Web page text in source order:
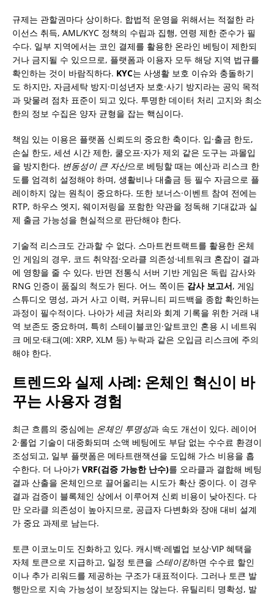
규제는 관할권마다 상이하다. 합법적 운영을 위해서는 적절한 라
이선스 취득, AML/KYC 정책의 수립과 집행, 연령 제한 준수가 필
수다. 일부 지역에서는 코인 결제를 활용한 온라인 베팅이 제한되
거나 금지될 수 있으므로, 플랫폼과 이용자 모두 해당 지역 법규를
확인하는 것이 바람직하다. KYC는 사생활 보호 이슈와 충돌하기
도 하지만, 자금세탁 방지·미성년자 보호·사기 방지라는 공익 목적
과 맞물려 점차 표준이 되고 있다. 투명한 데이터 처리 고지와 최소
한의 정보 수집은 양자 균형을 잡는 핵심이다.
책임 있는 이용은 플랫폼 신뢰도의 중요한 축이다. 입·출금 한도,
손실 한도, 세션 시간 제한, 쿨오프·자가 제외 같은 도구는 과몰입
을 방지한다. 변동성이 큰 자산으로 베팅할 때는 예산과 리스크 한
도를 엄격히 설정해야 하며, 생활비나 대출금 등 필수 자금으로 플
레이하지 않는 원칙이 중요하다. 또한 보너스·이벤트 참여 전에는
RTP, 하우스 엣지, 웨이저링을 포함한 약관을 정독해 기대값과 실
제 출금 가능성을 현실적으로 판단해야 한다.
기술적 리스크도 간과할 수 없다. 스마트컨트랙트를 활용한 온체
인 게임의 경우, 코드 취약점·오라클 의존성·네트워크 혼잡이 결과
에 영향을 줄 수 있다. 반면 전통식 서버 기반 게임은 독립 감사와
RNG 인증이 품질의 척도가 된다. 어느 쪽이든 감사 보고서, 게임
스튜디오 명성, 과거 사고 이력, 커뮤니티 피드백을 종합 확인하는
과정이 필수적이다. 나아가 세금 처리와 회계 기록을 위한 거래 내
역 보존도 중요하며, 특히 스테이블코인·알트코인 혼용 시 네트워
크 메모·태그(예: XRP, XLM 등) 누락과 같은 오입금 리스크에 주의
해야 한다.
트렌드와 실제 사례: 온체인 혁신이 바
꾸는 사용자 경험
최근 흐름의 중심에는 온체인 투명성과 속도 개선이 있다. 레이어
2·롤업 기술이 대중화되며 소액 베팅에도 부담 없는 수수료 환경이
조성되고, 일부 플랫폼은 메타트랜잭션을 도입해 가스 비용을 흡
수한다. 더 나아가 VRF(검증 가능한 난수)를 오라클과 결합해 베팅
결과 산출을 온체인으로 끌어올리는 시도가 확산 중이다. 이 경우
결과 검증이 블록체인 상에서 이루어져 신뢰 비용이 낮아진다. 다
만 오라클 의존성이 높아지므로, 공급자 다변화와 장애 대비 설계
가 중요 과제로 남는다.
토큰 이코노미도 진화하고 있다. 캐시백·레벨업 보상·VIP 혜택을
자체 토큰으로 지급하고, 일정 토큰을 스테이킹하면 수수료 할인
이나 추가 리워드를 제공하는 구조가 대표적이다. 그러나 토큰 발
행만으로 지속 가능성이 보장되지는 않는다. 유틸리티 명확성, 발